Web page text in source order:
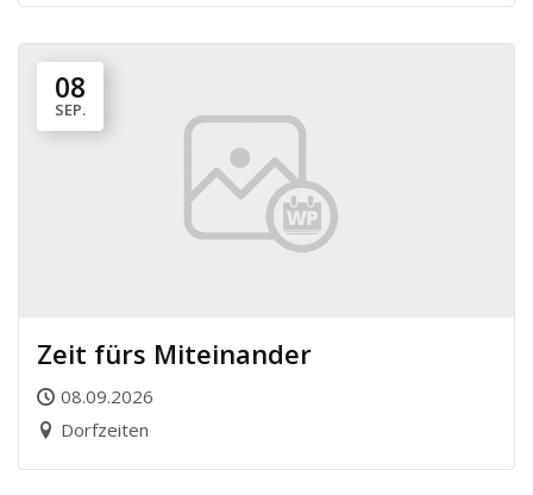
08
SEP.
Zeit fürs Miteinander
08.09.2026
Dorfzeiten